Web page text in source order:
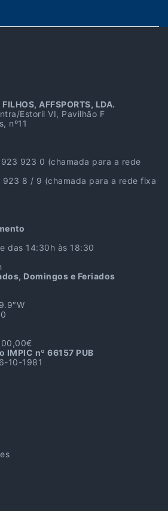
AFFSPORTS, LDA.
Estoril VI, Pavilhão F
nº11
923 0 (chamada para a rede
923 8 / 9 (chamada para a rede fixa
das 14:30h às 18:30
Domingos e Feriados
nº 66157 PUB
10-1981